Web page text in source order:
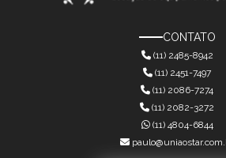
CONTATO
(11) 2485-8942
(11) 2451-7497
(11) 2086-7274
(11) 4804-6844
(11) 2082-3272